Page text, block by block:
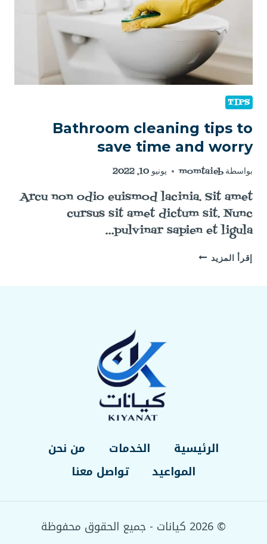
TIPS
Bathroom cleaning tips to
save time and worry
بواسطةmomtaieb يونيو 10, 2022
Arcu non odio euismod lacinia. Sit amet
cursus sit amet dictum sit. Nunc
pulvinar sapien et ligula…
إقرأ المزيد
الرئيسية الخدمات
من نحن
المواعيد
تواصل معنا
© 2026 كيانات - جميع الحقوق محفوظة